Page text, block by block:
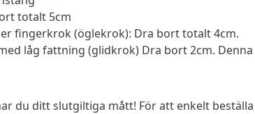
totalt 5cm
fingerkrok (öglekrok): Dra bort totalt 4cm.
låg fattning (glidkrok) Dra bort 2cm.
du ditt slutgiltiga mått! För att enkelt